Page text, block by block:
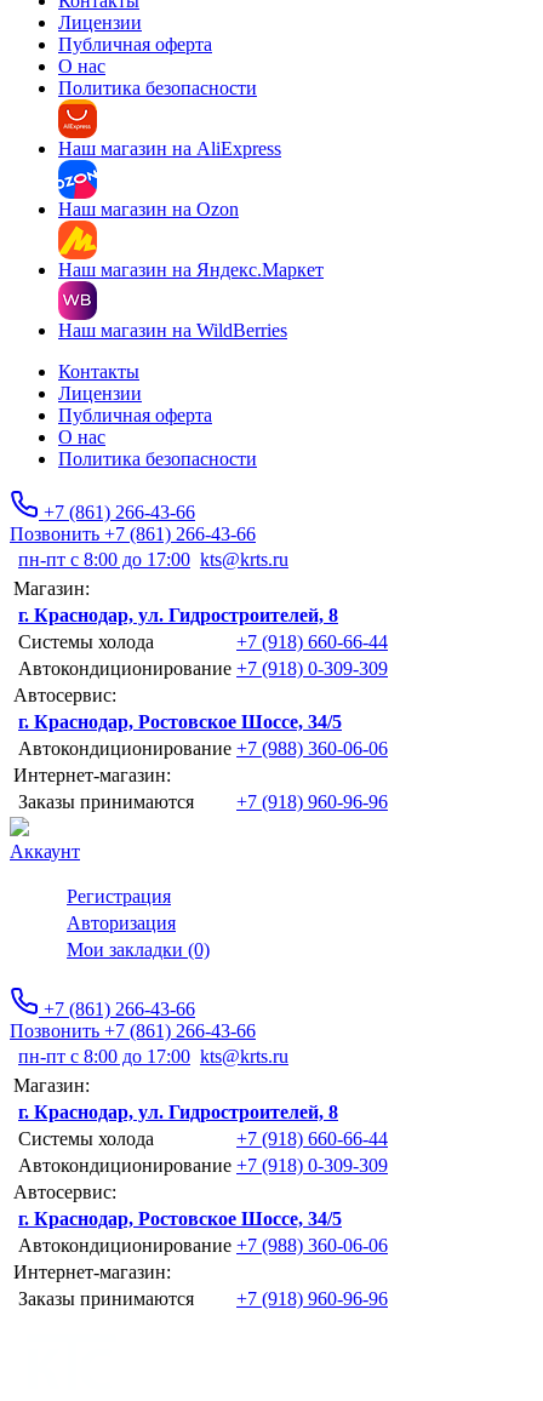
Лицензии
Публичная оферта
О нас
Политика безопасности
Наш магазин на AliExpress
Наш магазин на Ozon
Наш магазин на Яндекс.Маркет
Наш магазин на WildBerries
Контакты
Лицензии
Публичная оферта
О нас
Политика безопасности
+7 (861) 266-43-66
Позвонить +7 (861) 266-43-66
пн-пт с 8:00 до 17:00 kts@krts.ru
Магазин:
г. Краснодар, ул. Гидростроителей, 8
Системы холода
+7 (918) 660-66-44
Автокондиционирование +7 (918) 0-309-309
Автосервис:
г. Краснодар, Ростовское Шоссе, 34/5
Автокондиционирование +7 (988) 360-06-06
Интернет-магазин:
Заказы принимаются
+7 (918) 960-96-96
Аккаунт
Регистрация
Авторизация
Мои закладки (0)
+7 (861) 266-43-66
Позвонить +7 (861) 266-43-66
пн-пт с 8:00 до 17:00 kts@krts.ru
Магазин:
г. Краснодар, ул. Гидростроителей, 8
Системы холода
+7 (918) 660-66-44
Автокондиционирование +7 (918) 0-309-309
Автосервис:
г. Краснодар, Ростовское Шоссе, 34/5
Автокондиционирование +7 (988) 360-06-06
Интернет-магазин:
Заказы принимаются
+7 (918) 960-96-96